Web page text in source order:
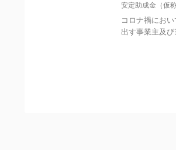
安定助成金（仮
コロナ禍にお
出す事業主及